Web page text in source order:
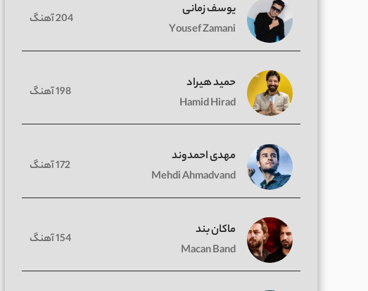
یوسف زمانی
Yousef Zamani
204 آهنگ
حمید هیراد
Hamid Hirad
198 آهنگ
مهدی احمدوند
Mehdi Ahmadvand
172 آهنگ
ماکان بند
Macan Band
154 آهنگ